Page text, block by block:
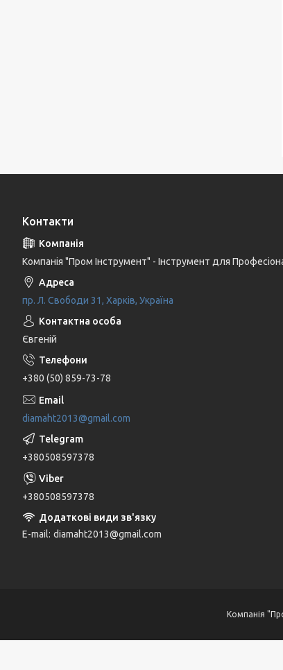
Контакти
Компанія "Пром Інструмент" - Інструмент для
пр. Л. Свободи 31, Харків, Україна
Євгеній
+380 (50) 859-73-78
diamaht2013@gmail.com
+380508597378
+380508597378
E-mail diamaht2013@gmail.com